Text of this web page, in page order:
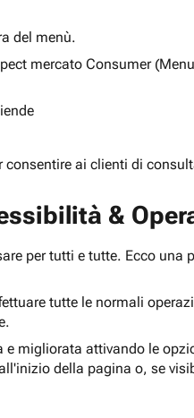
del menù.
mercato Consumer
ai clienti di
&
per tutti e tutte. Ecco una
tutte le normali
migliorata attivando le
della pagina o, se